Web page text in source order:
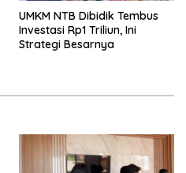
UMKM NTB Dibidik Tembus
Investasi Rp1 Triliun, Ini
Strategi Besarnya